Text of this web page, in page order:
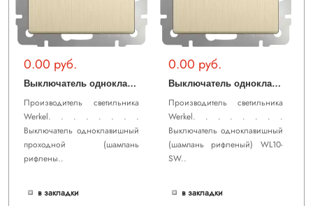
0.00 руб.
В
ыключатель одноклавишный проходной (шампань рифленый) WL10-SW-1G-2W
Производитель светильника
Werkel. . . . . . . .
Выключатель одноклавишный
проходной (шампань
рифлены..
в закладки
0.00 руб.
В
ыключатель одноклавишный (шампань рифленый) WL10-SW-1G
Производитель светильника
Werkel. . . . . . . .
Выключатель одноклавишный
(шампань рифленый) WL10-
SW..
в закладки